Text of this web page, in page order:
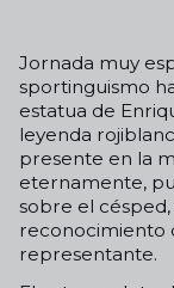
Jornada muy
sportinguismo
estatua de
leyenda
presente en la
eternamente,
sobre el césped,
reconocimiento
representante.